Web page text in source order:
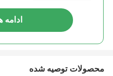
ادامه
محصولات توصیه شده